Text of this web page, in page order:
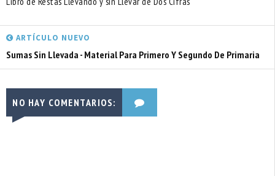
ARTÍCULO NUEVO
Sumas Sin Llevada - Material Para Primero Y Segundo De Primaria
NO HAY COMENTARIOS: